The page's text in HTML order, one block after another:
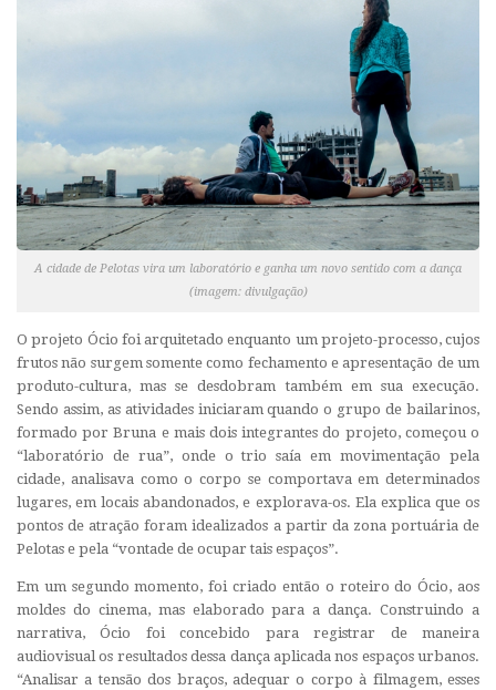
A cidade de Pelotas vira um laboratório e ganha um novo sentido com a dança
(imagem: divulgação)
O projeto Ócio foi arquitetado enquanto um projeto-processo, cujos
frutos não surgem somente como fechamento e apresentação de um
produto-cultura, mas se desdobram também em sua execução.
Sendo assim, as atividades iniciaram quando o grupo de bailarinos,
formado por Bruna e mais dois integrantes do projeto, começou o
“laboratório de rua”, onde o trio saía em movimentação pela
cidade, analisava como o corpo se comportava em determinados
lugares, em locais abandonados, e explorava-os. Ela explica que os
pontos de atração foram idealizados a partir da zona portuária de
Pelotas e pela “vontade de ocupar tais espaços”.
Em um segundo momento, foi criado então o roteiro do Ócio, aos
moldes do cinema, mas elaborado para a dança. Construindo a
narrativa, Ócio foi concebido para registrar de maneira
audiovisual os resultados dessa dança aplicada nos espaços urbanos.
“Analisar a tensão dos braços, adequar o corpo à filmagem, esses